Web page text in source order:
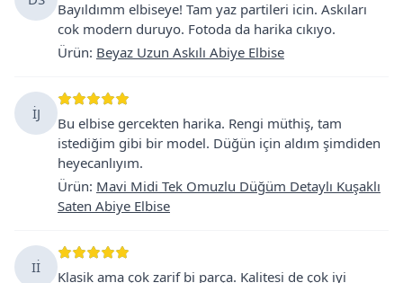
Bayıldımm elbiseye! Tam yaz partileri icin. Askıları
cok modern duruyo. Fotoda da harika cıkıyo.
Ürün: Beyaz Uzun Askılı Abiye Elbise
İJ
Bu elbise gercekten harika. Rengi müthiş, tam
istediğim gibi bir model. Düğün için aldım şimdiden
heyecanlıyım.
Ürün: Mavi Midi Tek Omuzlu Düğüm Detaylı Kuşaklı
Saten Abiye Elbise
Iİ
Klasik ama çok zarif bi parça. Kalitesi de çok iyi